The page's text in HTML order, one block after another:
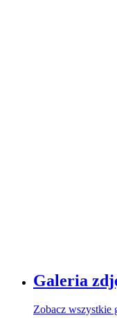
Galeria
Zobacz wszystkie